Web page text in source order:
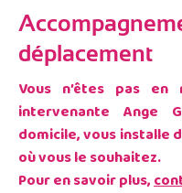
déplacement
Vous n’êtes pas
intervenante Ange
domicile, vous installe
où vous le souhaitez.
Pour en savoir plus,